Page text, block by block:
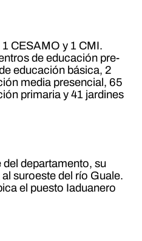
CESAMO y 1 CMI.
de educación pre-
educación básica, 2
media presencial, 65
primaria y 41 jardines
departamento, su
suroeste del río Guale.
el puesto Iaduanero